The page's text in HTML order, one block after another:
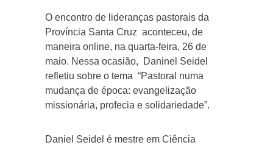
O encontro de lideranças pastorais da
Província Santa Cruz aconteceu, de
maneira online, na quarta-feira, 26 de
maio. Nessa ocasião, Daninel Seidel
refletiu sobre o tema “Pastoral numa
mudança de época: evangelização
missionária, profecia e solidariedade”.
Daniel Seidel é mestre em Ciência